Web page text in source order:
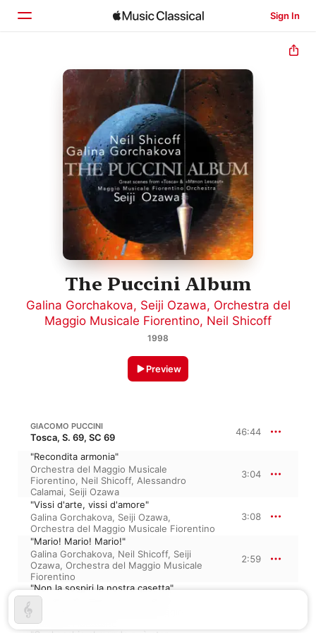
Sign In
Home
Search
The Puccini Album
Galina Gorchakova, Seiji Ozawa, Orchestra del
Maggio Musicale Fiorentino, Neil Shicoff
1998
Preview
GIACOMO PUCCINI
Tosca, S. 69, SC 69 46:44
"Recondita armonia"
Orchestra del Maggio Musicale
Fiorentino, Neil Shicoff, Alessandro
Calamai, Seiji Ozawa
3:04
"Vissi d'arte, vissi d'amore"
Galina Gorchakova, Seiji Ozawa,
Orchestra del Maggio Musicale Fiorentino
3:08
"Mario! Mario! Mario!"
Galina Gorchakova, Neil Shicoff, Seiji
Ozawa, Orchestra del Maggio Musicale
Fiorentino
2:59
"Non la sospiri la nostra casetta"
Neil Shicoff
Gorchakova
Musicale Fiorentino